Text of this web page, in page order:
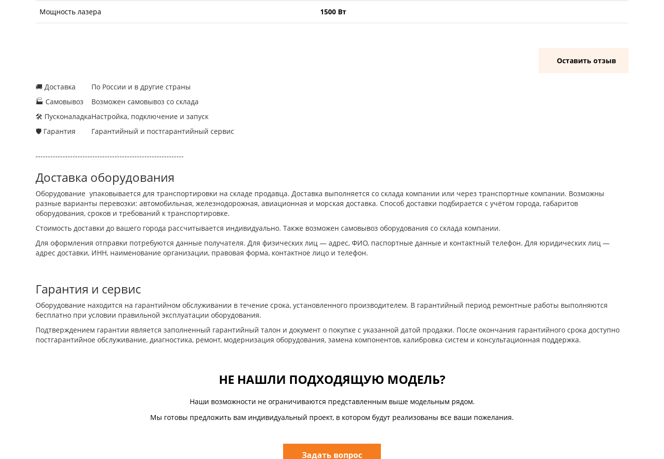
Мощность лазера 1500 Вт
Оставить отзыв
🚚 Доставка
🏭 Самовывоз
🛠 Пусконаладка
🛡 Гарантия
По России и в другие страны
Возможен самовывоз со склада
Настройка, подключение и запуск
Гарантийный и постгарантийный сервис
------------------------------------------------------------
Доставка оборудования
Оборудование упаковывается для транспортировки на складе продавца. Доставка выполняется со склада компании или через транспортные компании. Возможны
разные варианты перевозки: автомобильная, железнодорожная, авиационная и морская доставка. Способ доставки подбирается с учётом города, габаритов
оборудования, сроков и требований к транспортировке.
Стоимость доставки до вашего города рассчитывается индивидуально. Также возможен самовывоз оборудования со склада компании.
Для оформления отправки потребуются данные получателя. Для физических лиц — адрес, ФИО, паспортные данные и контактный телефон. Для юридических лиц —
адрес доставки, ИНН, наименование организации, правовая форма, контактное лицо и телефон.
Гарантия и сервис
Оборудование находится на гарантийном обслуживании в течение срока, установленного производителем. В гарантийный период ремонтные работы выполняются
бесплатно при условии правильной эксплуатации оборудования.
Подтверждением гарантии является заполненный гарантийный талон и документ о покупке с указанной датой продажи. После окончания гарантийного срока доступно
постгарантийное обслуживание, диагностика, ремонт, модернизация оборудования, замена компонентов, калибровка систем и консультационная поддержка.
НЕ НАШЛИ ПОДХОДЯЩУЮ МОДЕЛЬ?
Наши возможности не ограничиваются представленным выше модельным рядом.
Мы готовы предложить вам индивидуальный проект, в котором будут реализованы все ваши пожелания.
Задать вопрос